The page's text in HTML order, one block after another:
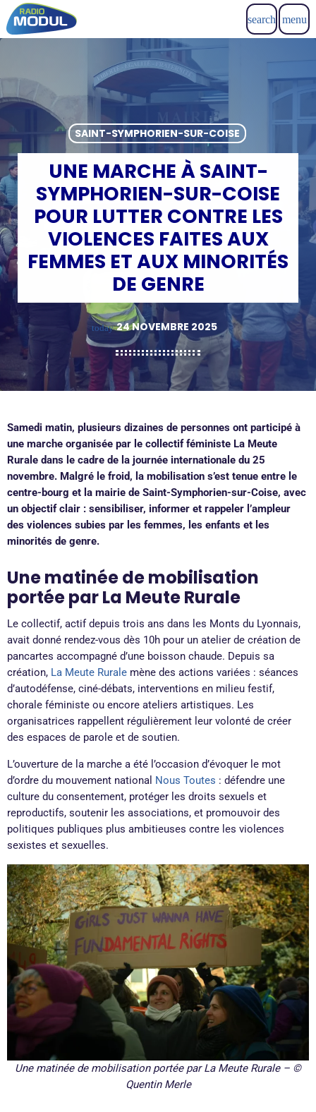
search menu
SAINT-SYMPHORIEN-SUR-COISE
UNE MARCHE À SAINT-
SYMPHORIEN-SUR-COISE
POUR LUTTER CONTRE LES
VIOLENCES FAITES AUX
FEMMES ET AUX MINORITÉS
DE GENRE
today 24 NOVEMBRE 2025
Samedi matin, plusieurs dizaines de personnes ont participé à
une marche organisée par le collectif féministe La Meute
Rurale dans le cadre de la journée internationale du 25
novembre. Malgré le froid, la mobilisation s’est tenue entre le
centre-bourg et la mairie de Saint-Symphorien-sur-Coise, avec
un objectif clair : sensibiliser, informer et rappeler l’ampleur
des violences subies par les femmes, les enfants et les
minorités de genre.
Une matinée de mobilisation
portée par La Meute Rurale
Le collectif, actif depuis trois ans dans les Monts du Lyonnais,
avait donné rendez-vous dès 10h pour un atelier de création de
pancartes accompagné d’une boisson chaude. Depuis sa
création, La Meute Rurale mène des actions variées : séances
d’autodéfense, ciné-débats, interventions en milieu festif,
chorale féministe ou encore ateliers artistiques. Les
organisatrices rappellent régulièrement leur volonté de créer
des espaces de parole et de soutien.
L’ouverture de la marche a été l’occasion d’évoquer le mot
d’ordre du mouvement national Nous Toutes : défendre une
culture du consentement, protéger les droits sexuels et
reproductifs, soutenir les associations, et promouvoir des
politiques publiques plus ambitieuses contre les violences
sexistes et sexuelles.
Une matinée de mobilisation portée par La Meute Rurale – ©
Quentin Merle